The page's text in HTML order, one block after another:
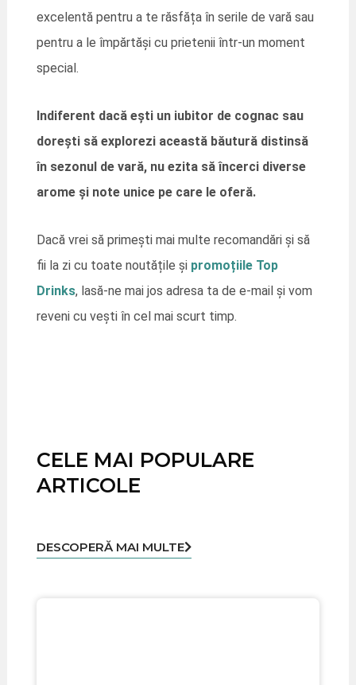
excelentă pentru a te răsfăța în serile de vară sau
pentru a le împărtăși cu prietenii într-un moment
special.
Indiferent dacă ești un iubitor de cognac sau
dorești să explorezi această băutură distinsă
în sezonul de vară, nu ezita să încerci diverse
arome și note unice pe care le oferă.
Dacă vrei să primești mai multe recomandări și să
fii la zi cu toate noutățile și promoțiile Top
Drinks, lasă-ne mai jos adresa ta de e-mail și vom
reveni cu vești în cel mai scurt timp.
CELE MAI POPULARE
ARTICOLE
DESCOPERĂ MAI MULTE